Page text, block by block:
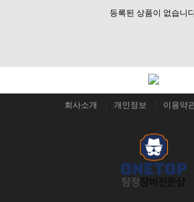
등록된 상품이 없습니
회사소개 개인정보 이용약